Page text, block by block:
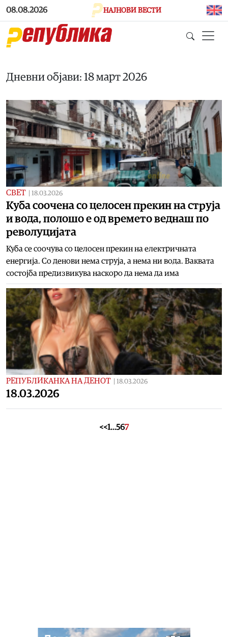
Skip to main content
08.08.2026 НАЈНОВИ ВЕСТИ
Дневни објави: 18 март 2026
СВЕТ 18.03.2026
Куба соочена со целосен прекин на струја
и вода, полошо е од времето веднаш по
револуцијата
Куба се соочува со целосен прекин на електричната
енергија. Со денови нема струја, а нема ни вода. Ваквата
состојба предизвикува наскоро да нема да има
РЕПУБЛИКАНКА НА ДЕНОТ 18.03.2026
18.03.2026
<<1…567